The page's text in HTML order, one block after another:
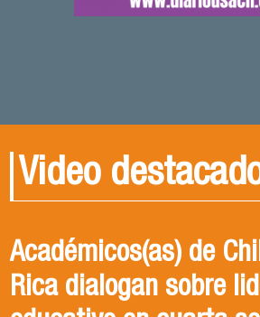
Video
Académicos(as) de
Rica dialogan sobre